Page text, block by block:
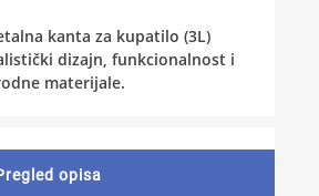
kanta za kupatilo (3L)
dizajn, funkcionalnost i
materijale.
opisa